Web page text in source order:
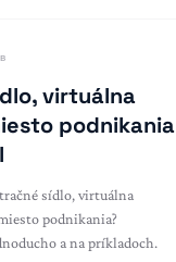
virtuálna
podnikania
sídlo, virtuálna
podnikania?
a na príkladoch.